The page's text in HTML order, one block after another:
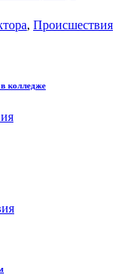
, Происшествия
колледже